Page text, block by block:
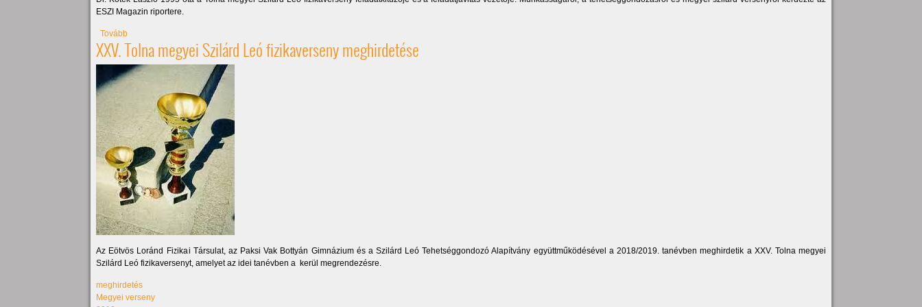
ESZI Magazin riportere.
Tovább(Interjú Dr. Kotek Lászlóval)
XXV. Tolna megyei Szilárd Leó fizikaverseny meghirdetése
Az Eötvös Loránd Fizikai Társulat, az Paksi Vak Bottyán Gimnázium és a Szilárd Leó Tehetséggondozó Alapítvány együttműködésével a 2018/2019. tanévben meghirdetik a XXV. Tolna megyei
Szilárd Leó fizikaversenyt, amelyet az idei tanévben a kerül megrendezésre.
meghirdetés
Megyei verseny